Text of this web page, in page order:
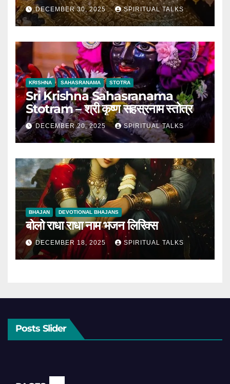
DECEMBER 30, 2025 SPIRITUAL TALKS
KRISHNA SAHASRANAMA STOTRA
Sri Krishna Sahasranama
Stotram – श्री कृष्ण सहस्रनाम स्तोत्र
DECEMBER 20, 2025 SPIRITUAL TALKS
BHAJAN DEVOTIONAL BHAJANS
बोलो राधा राधा नाम भजन लिरिक्स
DECEMBER 18, 2025 SPIRITUAL TALKS
Posts Slider